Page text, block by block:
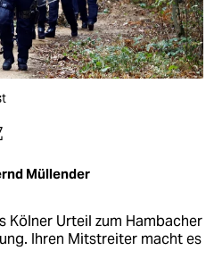
Müllender
Kölner Urteil zum Hambacher
Ihren Mitstreiter macht es